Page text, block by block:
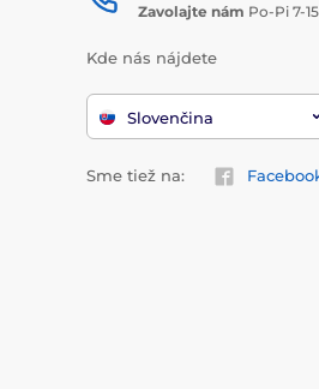
Zavolajte nám Po-Pi 7-15
Kde nás nájdete
Slovenčina
Sme tiež na: